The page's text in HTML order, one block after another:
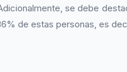
se debe
de estas personas, es